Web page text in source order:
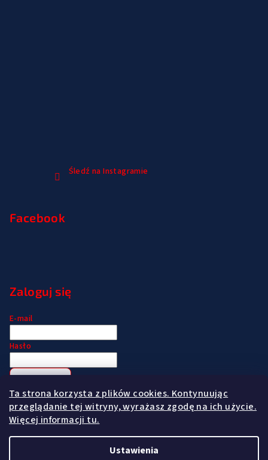
Ta strona korzysta z plików cookies. Kontynuując
przeglądanie tej witryny, wyrażasz zgodę na ich użycie.
Więcej informacji tu.
Ustawienia
Śledź na Instagramie
Facebook
Zaloguj się
E-mail
Hasło
Zarejestruj sięNie pamiętam hasła